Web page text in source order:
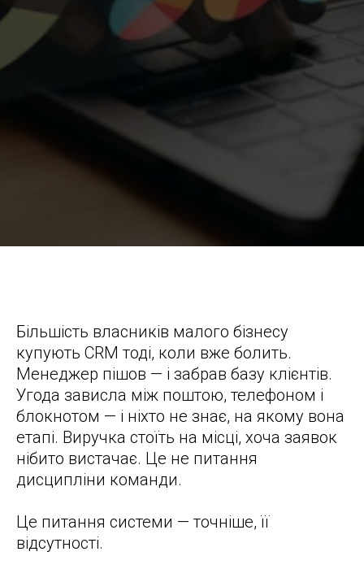
Більшість власників малого бізнесу
купують CRM тоді, коли вже болить.
Менеджер пішов — і забрав базу клієнтів.
Угода зависла між поштою, телефоном і
блокнотом — і ніхто не знає, на якому вона
етапі. Виручка стоїть на місці, хоча заявок
нібито вистачає. Це не питання
дисципліни команди.
Це питання системи — точніше, її
відсутності.